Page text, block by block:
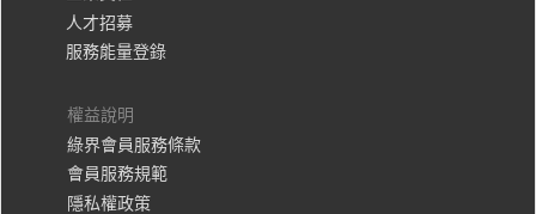
人才招募
服務能量登錄
權益說明
綠界會員服務條款
會員服務規範
隱私權政策